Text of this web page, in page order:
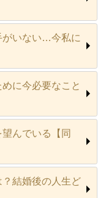
がいない…今私に
に今必要なこと
んでいる【同
結婚後の人生ど